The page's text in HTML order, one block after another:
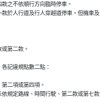
款之不依順行方向臨時停車。
款於人行道及行人穿越道停車。但機車及
或第二款。
記違規點數二點：
第二項或第四項。
依規定路線、時間行駛、第二款或第七款